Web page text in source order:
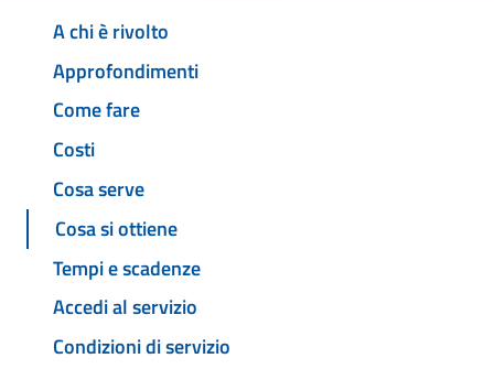
A chi è rivolto
Approfondimenti
Come fare
Costi
Cosa serve
Cosa si ottiene
Tempi e scadenze
Accedi al servizio
Condizioni di servizio